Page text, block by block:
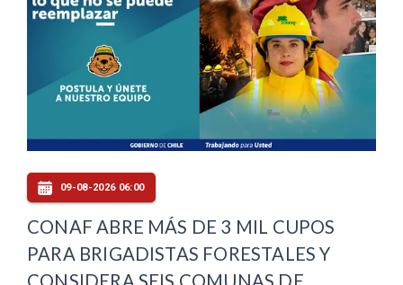
09-08-2026 06:00
CONAF ABRE MÁS DE 3 MIL CUPOS
PARA BRIGADISTAS FORESTALES Y
CONSIDERA SEIS COMUNAS DE